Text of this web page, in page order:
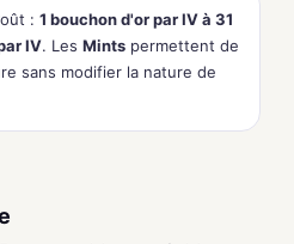
: 1 bouchon d'or par IV à 31
IV. Les Mints permettent de
sans modifier la nature de